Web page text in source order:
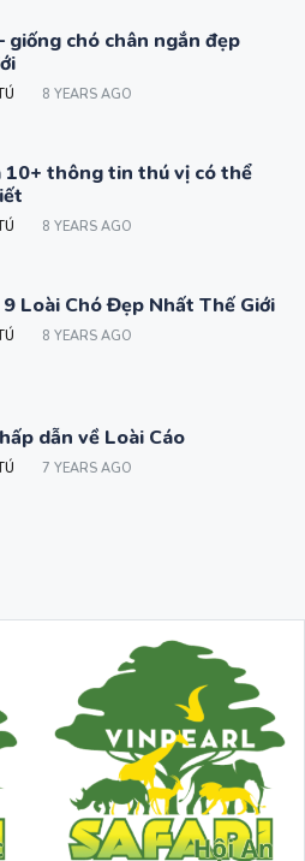
giống chó chân ngắn đẹp
8 YEARS AGO
10+ thông tin thú vị có thể
8 YEARS AGO
Loài Chó Đẹp Nhất Thế Giới
8 YEARS AGO
dẫn về Loài Cáo
7 YEARS AGO